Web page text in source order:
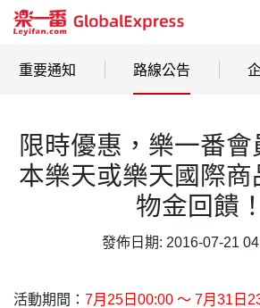
重要通知 路線公告
限時優惠，樂一番會
本樂天或樂天國際商
物金回饋！
發佈日期: 2016-07-21
活動期間： 7月25日00:00 〜 7月31日